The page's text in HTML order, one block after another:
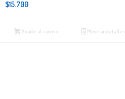
$15.700
Añadir al carrito Mostrar detalles